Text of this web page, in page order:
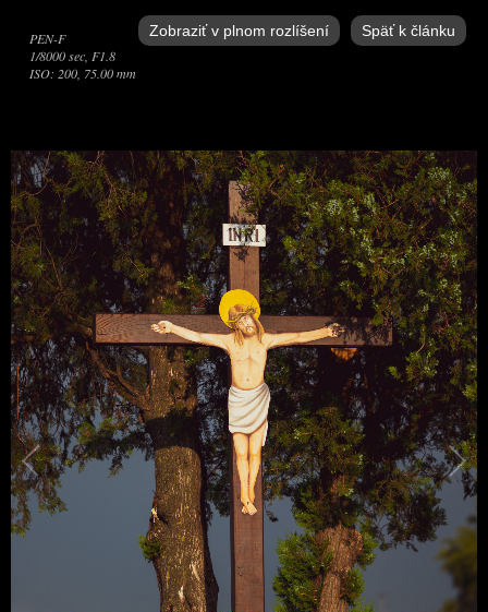
Zobraziť v plnom rozlíšení Späť k článku
PEN-F
1/8000 sec, F1.8
ISO: 200, 75.00 mm